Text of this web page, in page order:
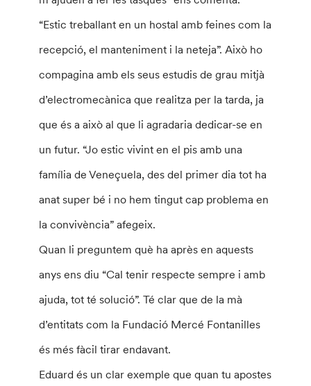
“Estic treballant en un hostal amb feines com la
recepció, el manteniment i la neteja”. Això ho
compagina amb els seus estudis de grau mitjà
d’electromecànica que realitza per la tarda, ja
que és a això al que li agradaria dedicar-se en
un futur. “Jo estic vivint en el pis amb una
família de Veneçuela, des del primer dia tot ha
anat super bé i no hem tingut cap problema en
la convivència” afegeix.
Quan li preguntem què ha après en aquests
anys ens diu “Cal tenir respecte sempre i amb
ajuda, tot té solució”. Té clar que de la mà
d’entitats com la Fundació Mercé Fontanilles
és més fàcil tirar endavant.
Eduard és un clar exemple que quan tu apostes